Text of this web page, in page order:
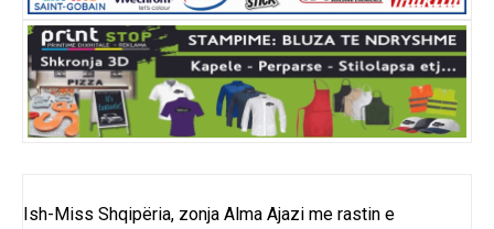
Ish-Miss Shqipëria, zonja Alma Ajazi me rastin e